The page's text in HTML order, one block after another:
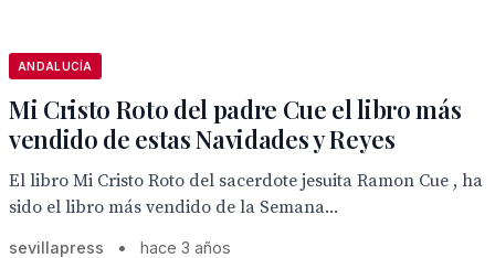
ANDALUCÍA
Mi Cristo Roto del padre Cue el libro más
vendido de estas Navidades y Reyes
El libro Mi Cristo Roto del sacerdote jesuita Ramon Cue , ha
sido el libro más vendido de la Semana...
sevillapress • hace 3 años